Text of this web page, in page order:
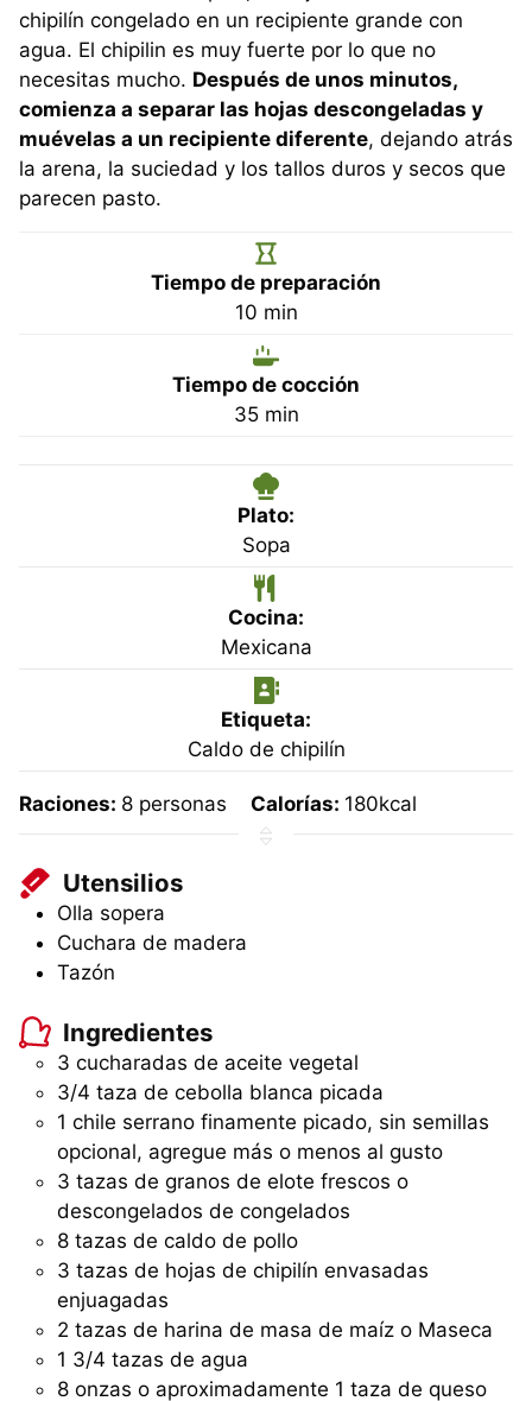
chipilín congelado en un recipiente grande con
agua. El chipilin es muy fuerte por lo que no
necesitas mucho. Después de unos minutos,
comienza a separar las hojas descongeladas y
muévelas a un recipiente diferente, dejando atrás
la arena, la suciedad y los tallos duros y secos que
parecen pasto.
Tiempo de preparación
10minutos
min
Tiempo de cocción
35minutos
min
Plato:
Sopa
Cocina:
Mexicana
Etiqueta:
Caldo de chipilín
Raciones: 8 personas Calorías: 180kcal
Utensilios
Olla sopera
Cuchara de madera
Tazón
Ingredientes
3 cucharadas de aceite vegetal
3/4 taza de cebolla blanca picada
1 chile serrano finamente picado, sin semillas
opcional, agregue más o menos al gusto
3 tazas de granos de elote frescos o
descongelados de congelados
8 tazas de caldo de pollo
3 tazas de hojas de chipilín envasadas
enjuagadas
2 tazas de harina de masa de maíz o Maseca
1 3/4 tazas de agua
8 onzas o aproximadamente 1 taza de queso